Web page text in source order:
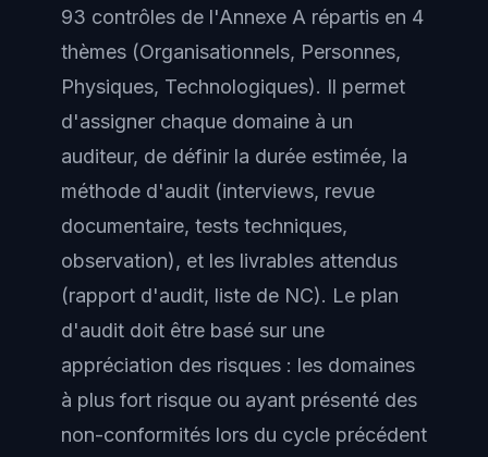
93 contrôles de l'Annexe A répartis en 4
thèmes (Organisationnels, Personnes,
Physiques, Technologiques). Il permet
d'assigner chaque domaine à un
auditeur, de définir la durée estimée, la
méthode d'audit (interviews, revue
documentaire, tests techniques,
observation), et les livrables attendus
(rapport d'audit, liste de NC). Le plan
d'audit doit être basé sur une
appréciation des risques : les domaines
à plus fort risque ou ayant présenté des
non-conformités lors du cycle précédent